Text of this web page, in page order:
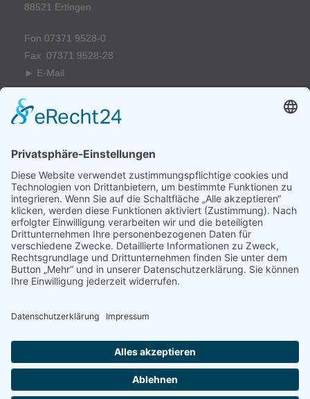
88521 Ertingen
Fon 07371 9528-0
Fax 07371 9528-28
► E-Mail
Schulhaus Herbertingen
88518 Herbertingen
Fon 07586 920881
Fax 07586 9208968
►E-Mail
© Michel-Buck-Gemeinschaftsschule
⇒Login